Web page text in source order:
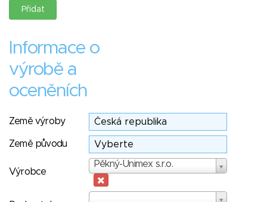
Informace o
výrobě a
oceněních
Země výroby
Země původu
Výrobce
Pěkný-Unimex s.r.o.
Výrobce